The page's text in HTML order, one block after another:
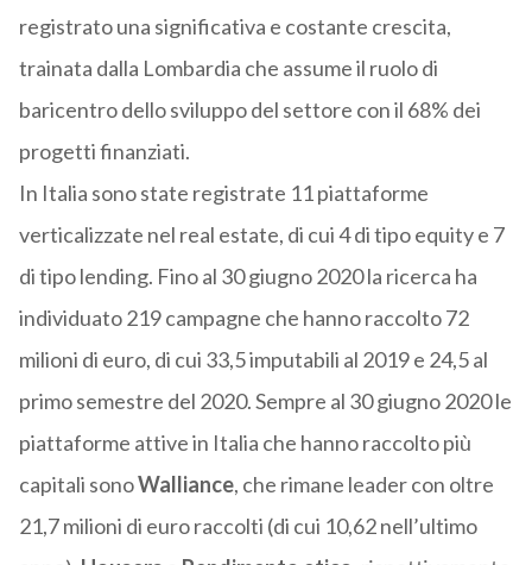
registrato una significativa e costante crescita,
trainata dalla Lombardia che assume il ruolo di
baricentro dello sviluppo del settore con il 68% dei
progetti finanziati.
In Italia sono state registrate 11 piattaforme
verticalizzate nel real estate, di cui 4 di tipo equity e 7
di tipo lending. Fino al 30 giugno 2020 la ricerca ha
individuato 219 campagne che hanno raccolto 72
milioni di euro, di cui 33,5 imputabili al 2019 e 24,5 al
primo semestre del 2020. Sempre al 30 giugno 2020 le
piattaforme attive in Italia che hanno raccolto più
capitali sonoWalliance, che rimane leader con oltre
21,7 milioni di euro raccolti (di cui 10,62 nell’ultimo